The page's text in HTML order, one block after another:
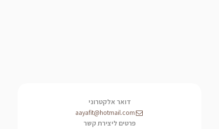
דואר אלקטרוני
aayafit@hotmail.com
פרטים ליצירת קשר